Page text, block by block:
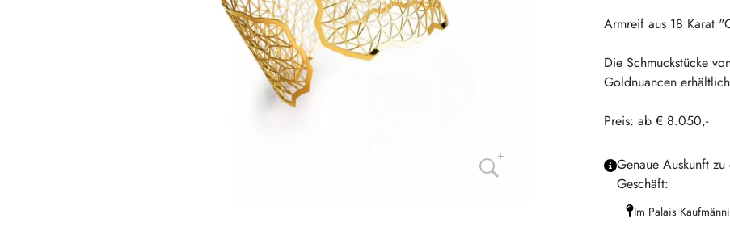
Armreif aus 18 Karat
Die Schmuckstücke
Goldnuancen
Preis: ab € 8.050,-
Genaue Auskunft
Geschäft:
Im Palais